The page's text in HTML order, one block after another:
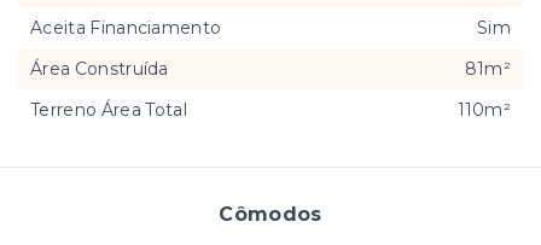
Cômodos
Aceita Financiamento
Sim
Área Construída
81m²
Terreno Área Total
110m²